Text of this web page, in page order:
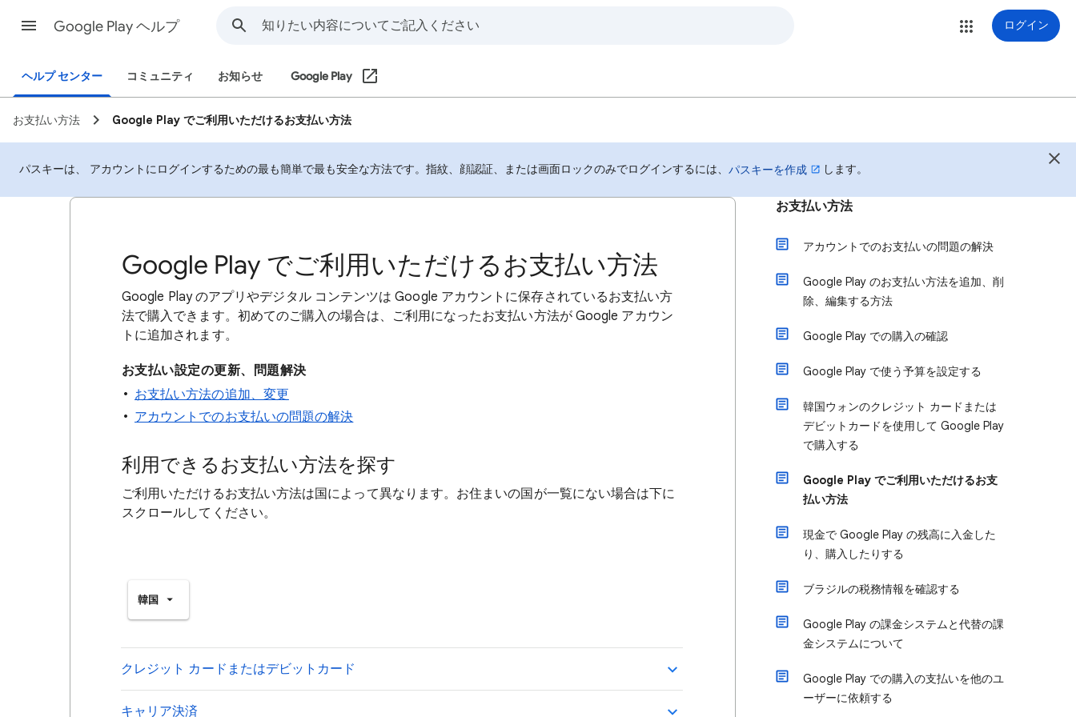
Google Play ヘルプ ログイン
ヘルプ センター コミュニティ お知らせ Google Play
お支払い方法 Google Play でご利用いただけるお支払い方法
パスキーは、 アカウントにログインするための最も簡単で最も安全な方法です。指紋、顔認証、または画面ロックのみでログインするには、 パスキーを作成 します。
Google Play でご利用いただけるお支払い方法
Google Play のアプリやデジタル コンテンツは Google アカウントに保存されているお支払い方
法で購入できます。初めてのご購入の場合は、ご利用になったお支払い方法が Google アカウン
トに追加されます。
お支払い設定の更新、問題解決
お支払い方法の追加、変更
アカウントでのお支払いの問題の解決
利用できるお支払い方法を探す
ご利用いただけるお支払い方法は国によって異なります。お住まいの国が一覧にない場合は下に
スクロールしてください。
韓国
クレジット カードまたはデビットカード
キャリア決済
お支払い方法
アカウントでのお支払いの問題の解決
Google Play のお支払い方法を追加、削
除、編集する方法
Google Play での購入の確認
Google Play で使う予算を設定する
韓国ウォンのクレジット カードまたは
デビットカードを使用して Google Play
で購入する
Google Play でご利用いただけるお支
払い方法
現金で Google Play の残高に入金した
り、購入したりする
ブラジルの税務情報を確認する
Google Play の課金システムと代替の課
金システムについて
Google Play での購入の支払いを他のユ
ーザーに依頼する